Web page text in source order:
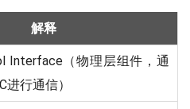
解释
Interface（物理层组件，通
行通信）